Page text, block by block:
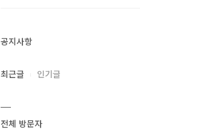
공지사항
최근글 인기글
전체 방문자